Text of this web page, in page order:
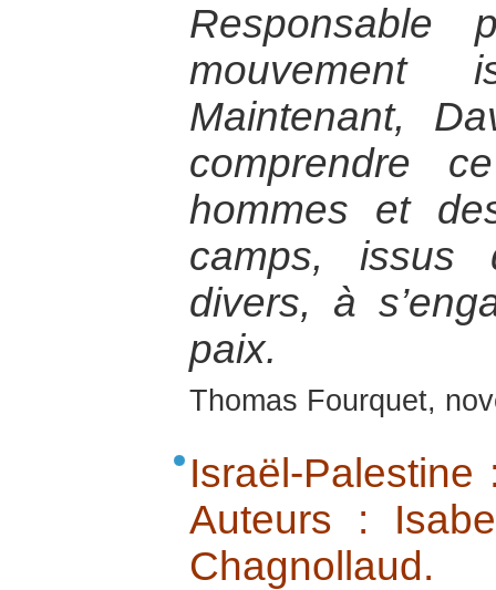
mouvement
Maintenant,
comprendre
hommes et
camps, issus
divers, à
paix.
Thomas Fourquet,
Israël-
Auteurs :
Chagnollaud.